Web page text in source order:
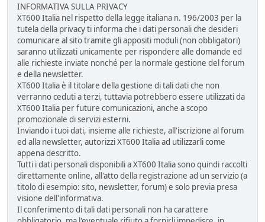
INFORMATIVA SULLA PRIVACY
XT600 Italia nel rispetto della legge italiana n. 196/2003 per la
tutela della privacy ti informa che i dati personali che desideri
comunicare al sito tramite gli appositi moduli (non obbligatori)
saranno utilizzati unicamente per rispondere alle domande ed
alle richieste inviate nonché per la normale gestione del forum
e della newsletter.
XT600 Italia è il titolare della gestione di tali dati che non
verranno ceduti a terzi, tuttavia potrebbero essere utilizzati da
XT600 Italia per future comunicazioni, anche a scopo
promozionale di servizi esterni.
Inviando i tuoi dati, insieme alle richieste, all'iscrizione al forum
ed alla newsletter, autorizzi XT600 Italia ad utilizzarli come
appena descritto.
Tutti i dati personali disponibili a XT600 Italia sono quindi raccolti
direttamente online, all'atto della registrazione ad un servizio (a
titolo di esempio: sito, newsletter, forum) e solo previa presa
visione dell'informativa.
Il conferimento di tali dati personali non ha carattere